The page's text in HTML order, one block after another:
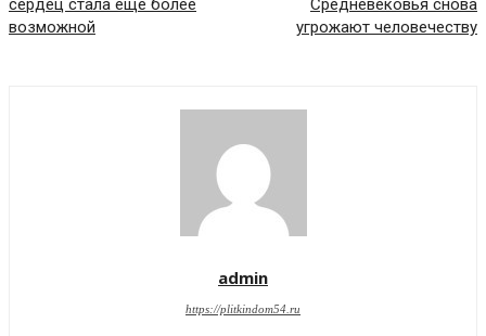
сердец стала ещё более
возможной
Средневековья снова
угрожают человечеству
admin
https://plitkindom54.ru